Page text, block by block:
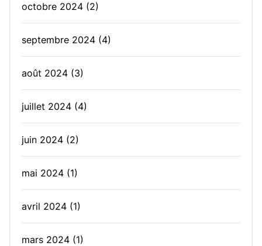
octobre 2024 (2)
septembre 2024 (4)
août 2024 (3)
juillet 2024 (4)
juin 2024 (2)
mai 2024 (1)
avril 2024 (1)
mars 2024 (1)